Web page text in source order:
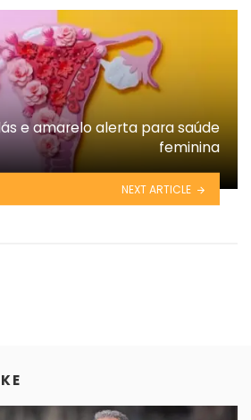
e amarelo alerta para saúde
feminina
NEXT ARTICLE